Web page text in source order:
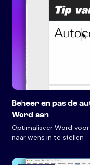
Beheer en pas de
Word aan
Optimaliseer Word
naar wens in te stellen